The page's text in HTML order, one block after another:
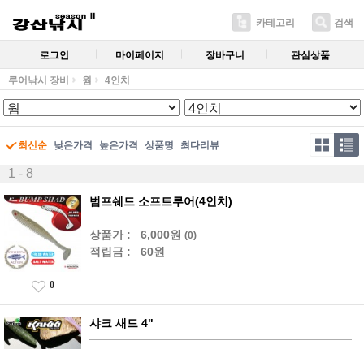
카테고리 검색
로그인 마이페이지 장바구니 관심상품
루어낚시 장비 웜 4인치
최신순 낮은가격 높은가격 상품명 최다리뷰
1 - 8
범프쉐드 소프트루어(4인치)
상품가 : 6,000원 (0)
적립금 : 60원
0
샤크 새드 4"